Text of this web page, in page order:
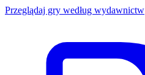
Przeglądaj gry według wydawnictw